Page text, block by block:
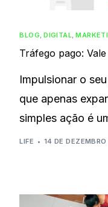
BLOG,DIGITAL,
Tráfego pago:
Impulsionar o
que apenas
simples ação é
LIFE 14 DE